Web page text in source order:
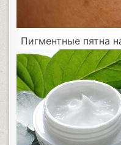
Пигментные пятна